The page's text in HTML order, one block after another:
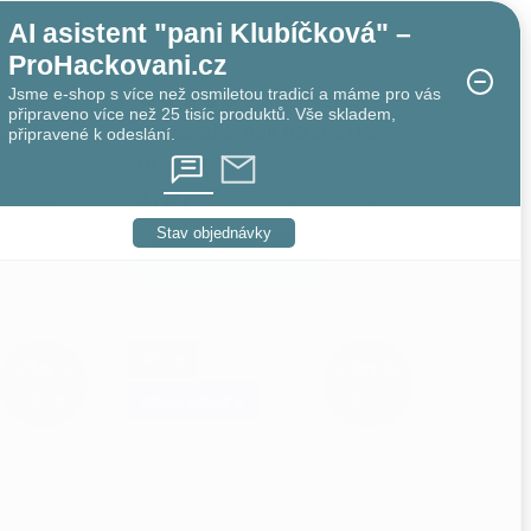
15 ks
Drops Kid-Silk 03 světlá
růžová
91 Kč Skladem10 ks
AI asistent "pani Klubíčková" –
ProHackovani.cz
Jsme e-shop s více než osmiletou tradicí a máme pro vás
připraveno více než 25 tisíc produktů. Vše skladem,
připravené k odeslání.
Stav objednávky